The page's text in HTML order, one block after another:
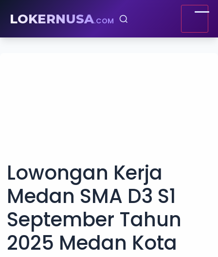
LOKERNUSA.COM
Lowongan Kerja
Medan SMA D3 S1
September Tahun
2025 Medan Kota